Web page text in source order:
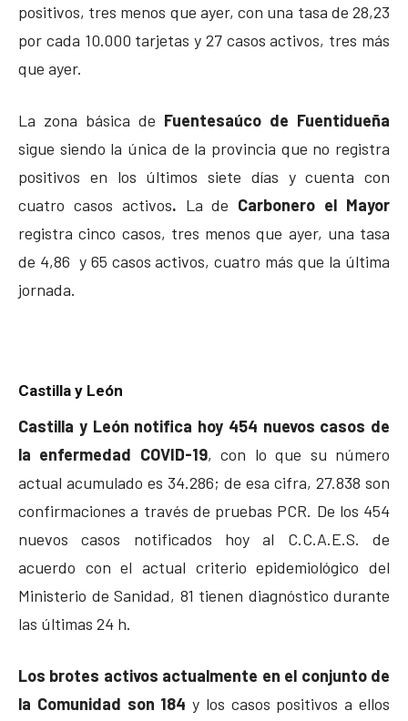
positivos, tres menos que ayer, con una tasa de 28,23
por cada 10.000 tarjetas y 27 casos activos, tres más
que ayer.
La zona básica de Fuentesaúco de Fuentidueña
sigue siendo la única de la provincia que no registra
positivos en los últimos siete días y cuenta con
cuatro casos activos. La de Carbonero el Mayor
registra cinco casos, tres menos que ayer, una tasa
de 4,86 y 65 casos activos, cuatro más que la última
jornada.
Castilla y León
Castilla y León notifica hoy 454 nuevos casos de
la enfermedad COVID-19, con lo que su número
actual acumulado es 34.286; de esa cifra, 27.838 son
confirmaciones a través de pruebas PCR. De los 454
nuevos casos notificados hoy al C.C.A.E.S. de
acuerdo con el actual criterio epidemiológico del
Ministerio de Sanidad, 81 tienen diagnóstico durante
las últimas 24 h.
Los brotes activos actualmente en el conjunto de
la Comunidad son 184 y los casos positivos a ellos